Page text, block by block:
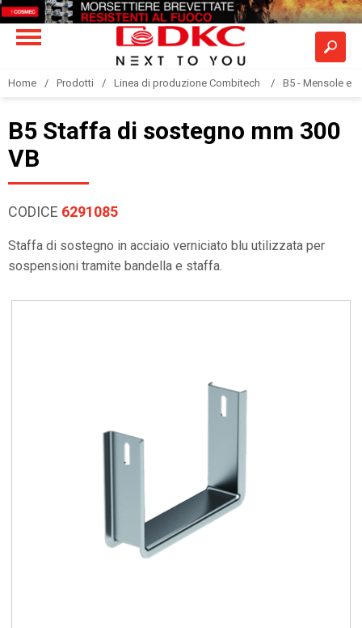
Home Prodotti Linea di produzione Combitech B5 - Mensole e
B5 Staffa di sostegno mm 300
VB
CODICE 6291085
Staffa di sostegno in acciaio verniciato blu utilizzata per
sospensioni tramite bandella e staffa.